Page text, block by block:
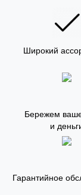
Широкий
Бережем
и
Гарантийное